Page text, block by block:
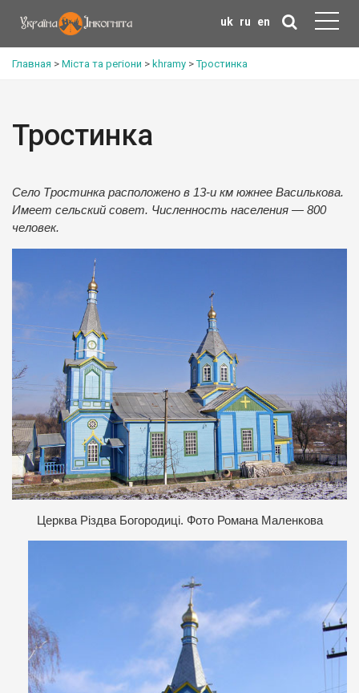
uk ru en
Главная > Міста та регіони > khramy >Тростинка
Тростинка
Село Тростинка расположено в 13-и км южнее Василькова.
Имеет сельский совет. Численность населения — 800
человек.
Церква Різдва Богородиці. Фото Романа Маленкова